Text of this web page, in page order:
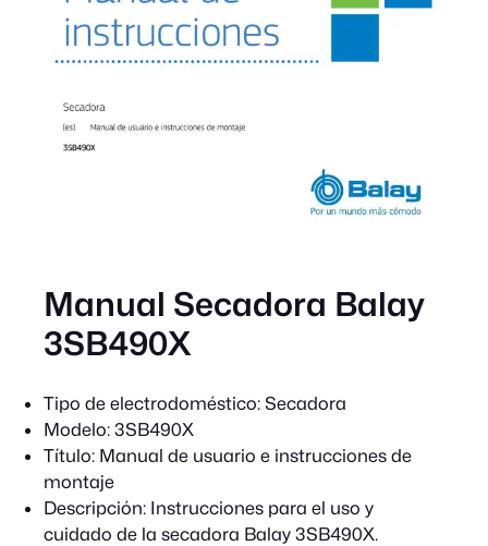
Manual Secadora Balay
3SB490X
Tipo de electrodoméstico: Secadora
Modelo: 3SB490X
Título: Manual de usuario e instrucciones de
montaje
Descripción: Instrucciones para el uso y
cuidado de la secadora Balay 3SB490X.